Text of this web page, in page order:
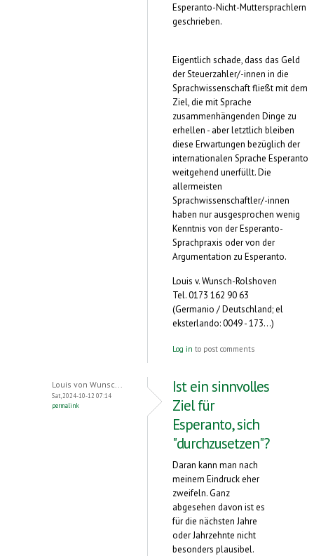
Esperanto-Nicht-Muttersprachlern
geschrieben.
Eigentlich schade, dass das Geld
der Steuerzahler/-innen in die
Sprachwissenschaft fließt mit dem
Ziel, die mit Sprache
zusammenhängenden Dinge zu
erhellen - aber letztlich bleiben
diese Erwartungen bezüglich der
internationalen Sprache Esperanto
weitgehend unerfüllt. Die
allermeisten
Sprachwissenschaftler/-innen
haben nur ausgesprochen wenig
Kenntnis von der Esperanto-
Sprachpraxis oder von der
Argumentation zu Esperanto.
Louis v. Wunsch-Rolshoven
Tel. 0173 162 90 63
(Germanio / Deutschland; el
eksterlando: 0049 - 173...)
Log in to post comments
Louis von Wunsc...
Sat, 2024-10-12 07:14
permalink
Ist ein sinnvolles
Ziel für
Esperanto, sich
"durchzusetzen"?
Daran kann man nach
meinem Eindruck eher
zweifeln. Ganz
abgesehen davon ist es
für die nächsten Jahre
oder Jahrzehnte nicht
besonders plausibel.